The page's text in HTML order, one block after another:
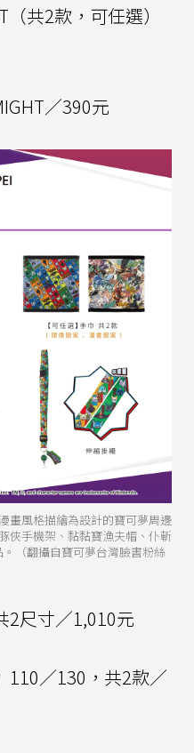
（共2款，可任選）
／390元
畫風格描繪為設計的寶可夢周邊
俠手機架、黏黏寶漁夫帽、仆斬
（翻攝自寶可夢台灣臉書粉絲
2尺寸／1,010元
110／130，共2款／